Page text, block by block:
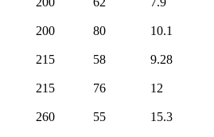
200 80
10.1
215 58
9.28
215 76
12
260 55
15.3